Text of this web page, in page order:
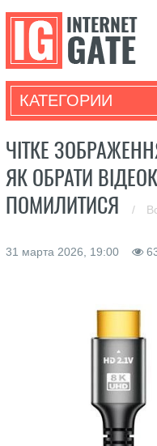
КАТЕГОРИИ
ЧІТКЕ
ЯК ОБРАТИ
ПОМИЛИТИСЯ
/
31 марта 2026, 19:00